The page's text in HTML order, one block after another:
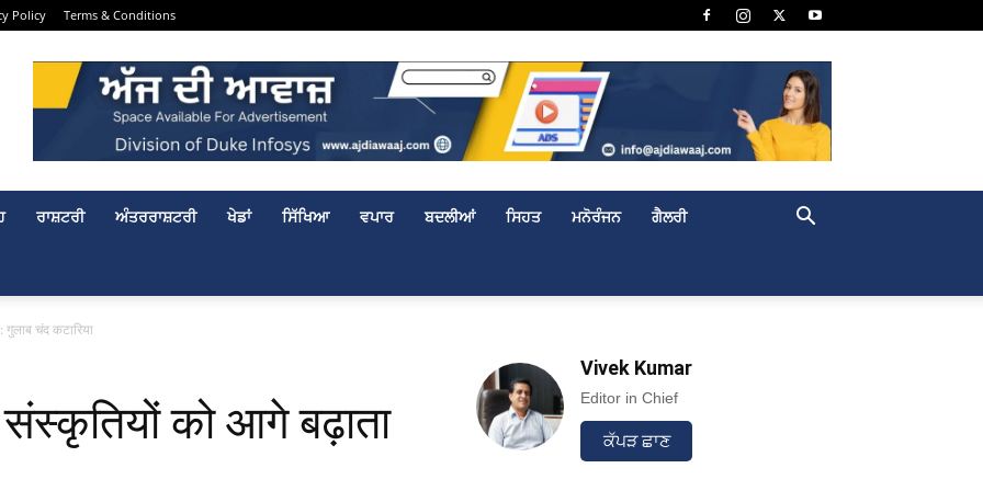
Policy Terms & Conditions
ਰਾਸ਼ਟਰੀ ਅੰਤਰਰਾਸ਼ਟਰੀ ਖੇਡਾਂ ਸਿੱਖਿਆ ਵਪਾਰ ਬਦਲੀਆਂ ਸਿਹਤ ਮਨੋਰੰਜਨ ਗੈਲਰੀ
चंद कटारिया
को आगे बढ़ाता
Vivek Kumar
Editor in Chief
ਕੱਪੜ ਛਾਣ